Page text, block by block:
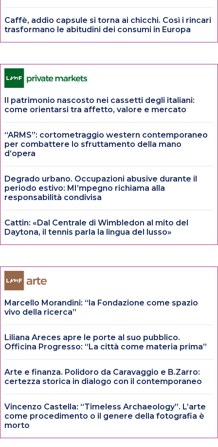
Caffè, addio capsule si torna ai chicchi. Così i rincari
trasformano le abitudini dei consumi in Europa
Il patrimonio nascosto nei cassetti degli italiani:
come orientarsi tra affetto, valore e mercato
“ARMS”: cortometraggio western contemporaneo
per combattere lo sfruttamento della mano
d’opera
Degrado urbano. Occupazioni abusive durante il
periodo estivo: MI’mpegno richiama alla
responsabilità condivisa
Cattin: «Dal Centrale di Wimbledon al mito del
Daytona, il tennis parla la lingua del lusso»
Marcello Morandini: “la Fondazione come spazio
vivo della ricerca”
Liliana Areces apre le porte al suo pubblico.
Officina Progresso: “La città come materia prima”
Arte e finanza. Polidoro da Caravaggio e B.Zarro:
certezza storica in dialogo con il contemporaneo
Vincenzo Castella: “Timeless Archaeology”. L’arte
come procedimento o il genere della fotografia è
morto